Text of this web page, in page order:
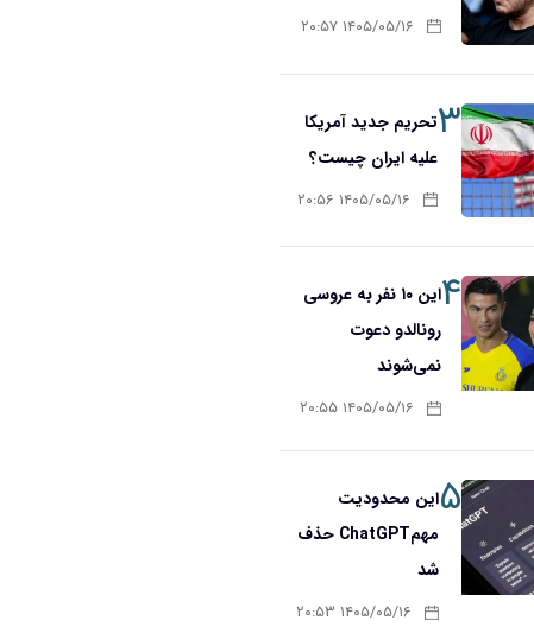
۱۴۰۵/۰۵/۱۶ ۲۰:۵۷
۳تحریم‌ جدید آمریکا
علیه ایران چیست؟
۱۴۰۵/۰۵/۱۶ ۲۰:۵۶
۴
این ۱۰ نفر به عروسی
رونالدو دعوت
نمی‌شوند
۱۴۰۵/۰۵/۱۶ ۲۰:۵۵
۵این محدودیت
مهمChatGPT حذف
شد
۱۴۰۵/۰۵/۱۶ ۲۰:۵۳